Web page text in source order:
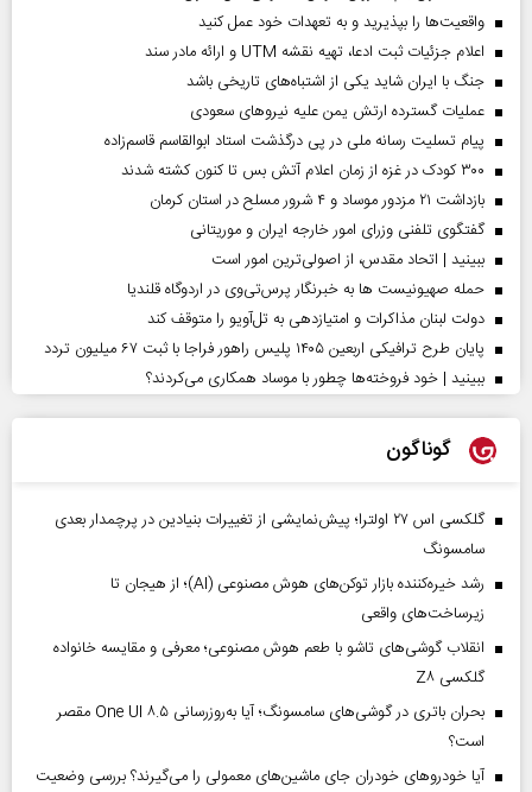
واقعیت‌ها را بپذیرید و به تعهدات خود عمل کنید
اعلام جزئیات ثبت ادعا، تهیه نقشه UTM و ارائه مادر سند
جنگ با ایران شاید یکی از اشتباه‌های تاریخی باشد
عملیات گسترده ارتش یمن علیه نیروهای سعودی
پیام تسلیت رسانه ملی در پی درگذشت استاد ابوالقاسم قاسم‌زاده
۳۰۰ کودک در غزه از زمان اعلام آتش بس تا کنون کشته شدند
بازداشت ۲۱ مزدور موساد و ۴ شرور مسلح در استان کرمان
گفتگوی تلفنی وزرای امور خارجه ایران و موریتانی
ببینید | اتحاد مقدس، از اصولی‌ترین امور است
حمله صهیونیست ها به خبرنگار پرس‌تی‌وی در اردوگاه قلندیا
دولت لبنان مذاکرات و امتیازدهی به تل‌آویو را متوقف کند
پایان طرح ترافیکی اربعین ۱۴۰۵ پلیس راهور فراجا با ثبت ۶۷ میلیون تردد
ببینید | خود فروخته‌ها چطور با موساد همکاری می‌کردند؟
گوناگون
گلکسی اس ۲۷ اولترا؛ پیش‌نمایشی از تغییرات بنیادین در پرچمدار بعدی
سامسونگ
رشد خیره‌کننده بازار توکن‌های هوش مصنوعی (AI)؛ از هیجان تا
زیرساخت‌های واقعی
انقلاب گوشی‌های تاشو‌ با طعم هوش مصنوعی؛ معرفی و مقایسه خانواده
گلکسی Z۸
بحران باتری در گوشی‌های سامسونگ؛ آیا به‌روزرسانی One UI ۸.۵ مقصر
است؟
آیا خودروهای خودران جای ماشین‌های معمولی را می‌گیرند؟ بررسی وضعیت